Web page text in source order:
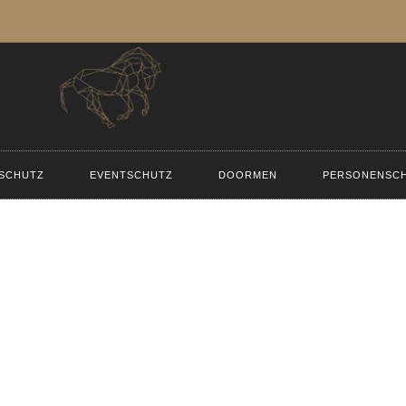
EVENTSCHUTZ DOORMEN